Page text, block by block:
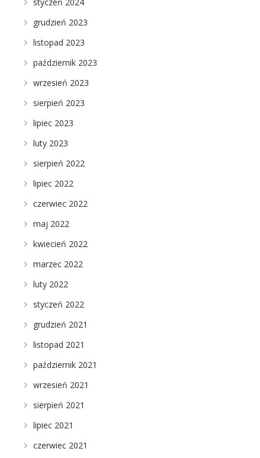
grudzień 2023
listopad 2023
październik 2023
wrzesień 2023
sierpień 2023
lipiec 2023
luty 2023
sierpień 2022
lipiec 2022
czerwiec 2022
maj 2022
kwiecień 2022
marzec 2022
luty 2022
styczeń 2022
grudzień 2021
listopad 2021
październik 2021
wrzesień 2021
sierpień 2021
lipiec 2021
czerwiec 2021